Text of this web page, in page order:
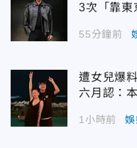
3次「靠東
55分鐘前
遭女兒爆
六月認：
1小時前